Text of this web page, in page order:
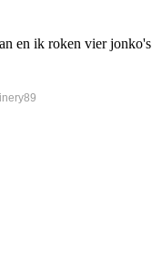
en ik roken vier jonko's